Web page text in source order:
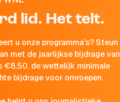
lid. Het telt.
u onze programma's? Steun
met de jaarlijkse bijdrage van
€8,50, de wettelijk minimale
bijdrage voor omroepen.